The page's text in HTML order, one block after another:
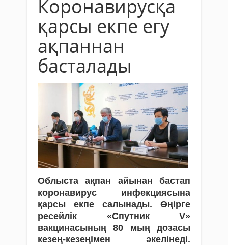
Коронавирусқа
қарсы екпе егу
ақпаннан
басталады
Облыста ақпан айынан бастап
коронавирус инфекциясына
қарсы екпе салынады. Өңірге
ресейлік «Спутник V»
вакцинасының 80 мың дозасы
кезең-кезеңімен әкелінеді.